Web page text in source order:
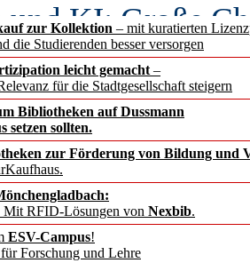
zur Kollektion – mit kuratierten
die Studierenden besser versorgen
leicht gemacht –
für die Stadtgesellschaft steigern
Bibliotheken auf Dussmann
setzen sollten.
zur Förderung von Bildung und
RFID-Lösungen von Nexbib.
ESV-Campus!
Forschung und Lehre
und KI: Große
erstes
Research –